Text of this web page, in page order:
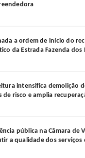
a ordem de início do
da Estrada Fazenda dos
intensifica demolição
de risco e amplia
pública na Câmara de
a qualidade dos serviços